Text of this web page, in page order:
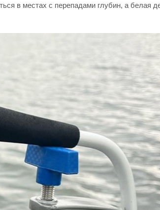
в местах с перепадами глубин, а белая